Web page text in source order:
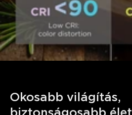
Okosabb világítás,